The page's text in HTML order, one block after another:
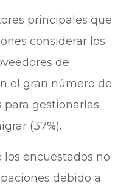
principales que
considerar los
de
el gran número de
gestionarlas
(37%).
los encuestados no
debido a